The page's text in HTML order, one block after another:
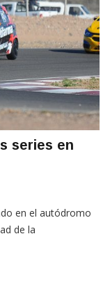
series en
en el autódromo
de la